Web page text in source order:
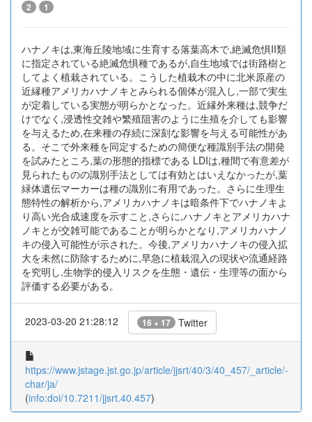
2 1
ハナノキは,東海丘陵地域に生育する落葉高木で,絶滅危惧II類
に指定されている絶滅危惧種であるが,自生地域では街路樹と
してよく植栽されている。こうした植栽木の中に北米原産の
近縁種アメリカハナノキとみられる個体が混入し,一部で実生
が定着している実態が明らかとなった。近縁外来種は,競争だ
けでなく,浸透性交雑や繁殖阻害のように生殖を介しても影響
を与えるため,在来種の存続に深刻な影響を与える可能性があ
る。そこで外来種を同定するための簡便な種識別手法の開発
を試みたところ,葉の形態的指標である LDIは,種間で有意差が
見られたものの識別手法としては有効とはいえなかったが,葉
緑体遺伝マーカーは種の識別に有用であった。さらに生理生
態特性の解析から,アメリカハナノキは暗条件下でハナノキよ
り高い光合成速度を示すこと,さらに,ハナノキとアメリカハナ
ノキとが交雑可能であることが明らかとなり,アメリカハナノ
キの侵入可能性が示された。今後,アメリカハナノキの侵入拡
大を未然に防除するために,早急に植栽混入の現状や流通経路
を究明し,生物学的侵入リスクを生態・遺伝・生理等の面から
評価する必要がある。
2023-03-20 21:28:12 16 + 17 Twitter
https://www.jstage.jst.go.jp/article/jjsrt/40/3/40_457/_article/-
char/ja/
(info:doi/10.7211/jjsrt.40.457)